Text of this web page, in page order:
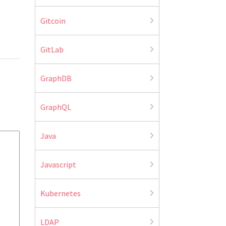
Gitcoin
GitLab
GraphDB
GraphQL
Java
Javascript
Kubernetes
LDAP